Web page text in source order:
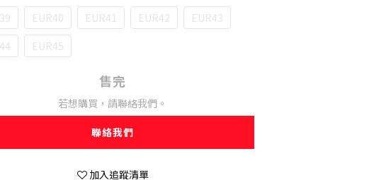
EUR40 EUR41 EUR42
EUR43
EUR45
售完
若想購買，請聯絡我們。
聯絡我們
加入追蹤清單